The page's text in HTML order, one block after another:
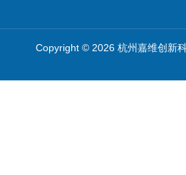
Copyright © 2026 杭州嘉维创新